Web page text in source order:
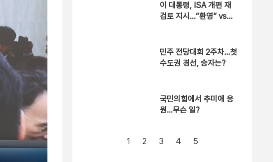
이 대통령, ISA 개편 재
검토 지시…“환영” vs
민주 전당대회 2주차…첫
수도권 경선, 승자는?
국민의힘에서 추미애 응
원…무슨 일?
1 2 3 4 5